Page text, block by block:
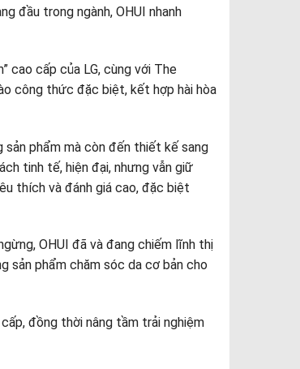
đầu trong ngành, OHUI nhanh
cao cấp của LG, cùng với The
công thức đặc biệt, kết hợp hài hòa
phẩm mà còn đến thiết kế sang
tinh tế, hiện đại, nhưng vẫn giữ
thích và đánh giá cao, đặc biệt
OHUI đã và đang chiếm lĩnh thị
sản phẩm chăm sóc da cơ bản cho
đồng thời nâng tầm trải nghiệm